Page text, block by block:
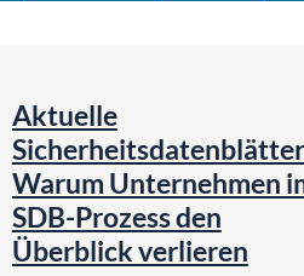
Aktuelle
Warum Unternehmen
SDB-Prozess den
Überblick verlieren